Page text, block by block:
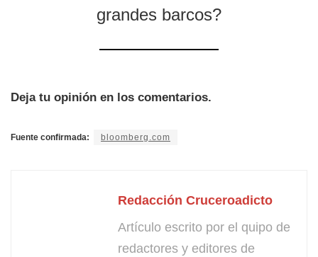
grandes barcos?
Deja tu opinión en los comentarios.
Fuente confirmada: bloomberg.com
Redacción Cruceroadicto
Artículo escrito por el quipo de
redactores y editores de